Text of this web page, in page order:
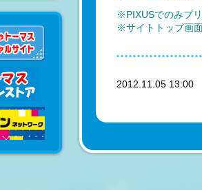
※PIXUSでのみプ
※サイトトップ画
2012.11.05